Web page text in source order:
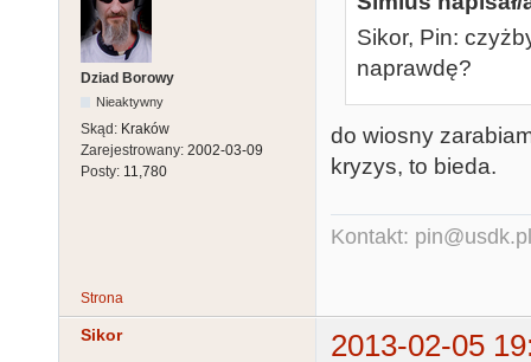
Dziad Borowy
Nieaktywny
Skąd: Kraków
Zarejestrowany: 2002-03-09
Posty: 11,780
Sikor, Pin:
naprawdę?
do wiosny
kryzys, to bieda.
Kontakt: pin@usdk.pl
Strona
Sikor 2013-02-05